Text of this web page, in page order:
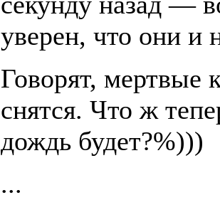
уверен, что они и
Говорят, мертвые
снятся. Что ж
дождь будет?%)))
...